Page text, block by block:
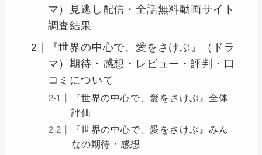
マ）見逃し配信・全話無料動画サイト
調査結果
『世界の中心で、愛をさけぶ』（ドラ
マ）期待・感想・レビュー・評判・口
コミについて
『世界の中心で、愛をさけぶ』全体
評価
『世界の中心で、愛をさけぶ』みん
なの期待・感想